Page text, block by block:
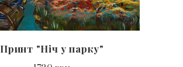
Принт "Ніч у парку"